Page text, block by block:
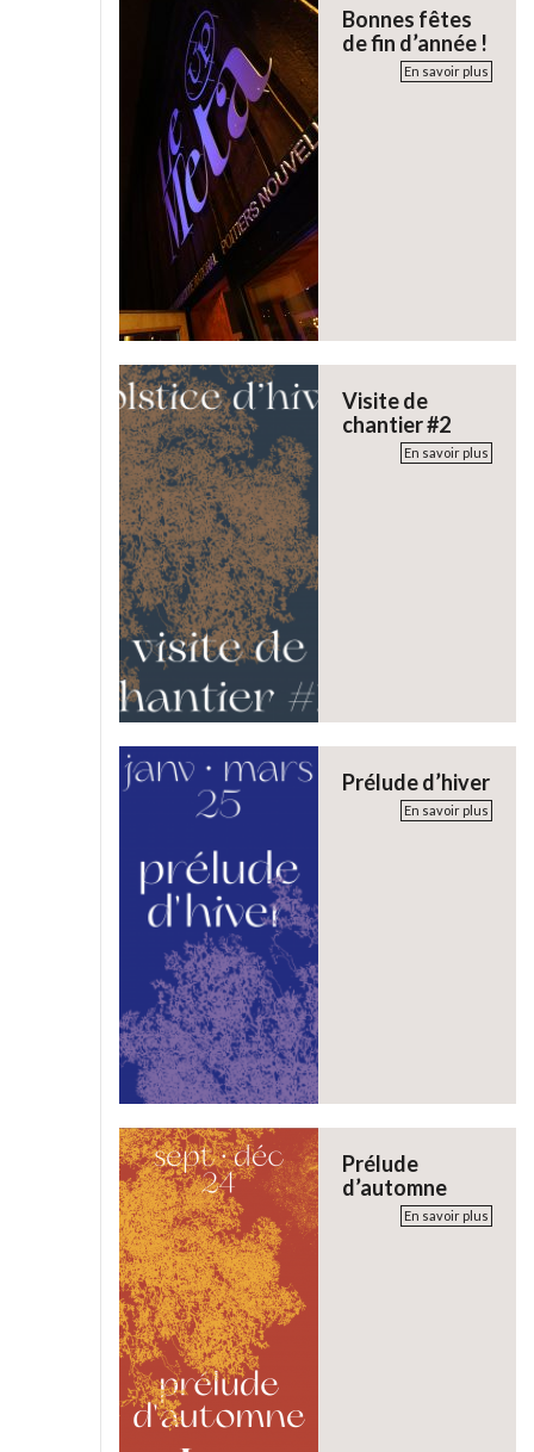
Bonnes fêtes
de fin d’année !
En savoir plus
Visite de
chantier #2
En savoir plus
Prélude d’hiver
En savoir plus
Prélude
d’automne
En savoir plus